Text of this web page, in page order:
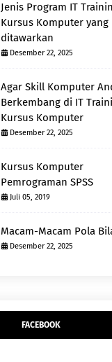
Jenis Program IT
Kursus Komputer yang
ditawarkan
Desember 22, 2025
Agar Skill Komputer
Berkembang di IT
Kursus Komputer
Desember 22, 2025
Kursus Komputer
Pemrograman SPSS
Juli 05, 2019
Macam-Macam Pola
Desember 22, 2025
FACEBOOK